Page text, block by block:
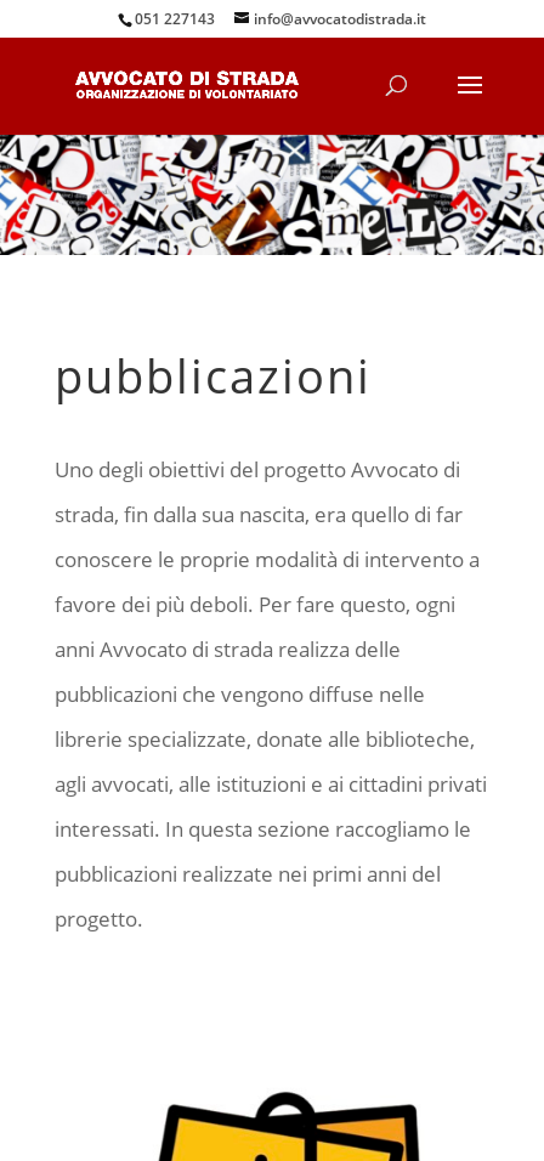
051 227143 info@avvocatodistrada.it
pubblicazioni
Uno degli obiettivi del progetto Avvocato di
strada, fin dalla sua nascita, era quello di far
conoscere le proprie modalità di intervento a
favore dei più deboli. Per fare questo, ogni
anni Avvocato di strada realizza delle
pubblicazioni che vengono diffuse nelle
librerie specializzate, donate alle biblioteche,
agli avvocati, alle istituzioni e ai cittadini privati
interessati. In questa sezione raccogliamo le
pubblicazioni realizzate nei primi anni del
progetto.